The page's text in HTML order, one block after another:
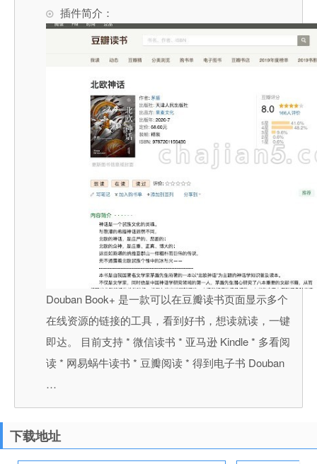
插件简介：
Douban Book+ 是一款可以在豆瓣读书页面显示多个
在线资源的链接的工具，看到好书，想读就读，一键
即达。 目前支持 * 微信读书 * 亚马逊 Kindle * 多看阅
读 * 网易蜗牛读书 * 豆瓣阅读 * 得到电子书 Douban
…
下载地址